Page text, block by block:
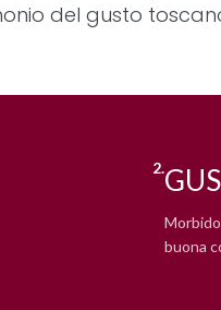
del gusto
2.
buona